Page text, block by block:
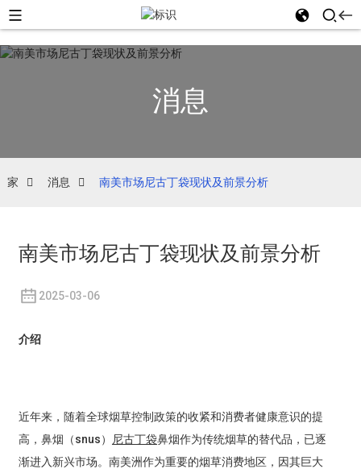
消息
家 消息 南美市场尼古丁袋现状及前景分析
南美市场尼古丁袋现状及前景分析
2025-03-06
介绍
近年来，随着全球烟草控制政策的收紧和消费者健康意识的提
高，鼻烟（snus） 尼古丁袋鼻烟作为传统烟草的替代品，已逐
渐进入新兴市场。南美洲作为重要的烟草消费地区，因其巨大